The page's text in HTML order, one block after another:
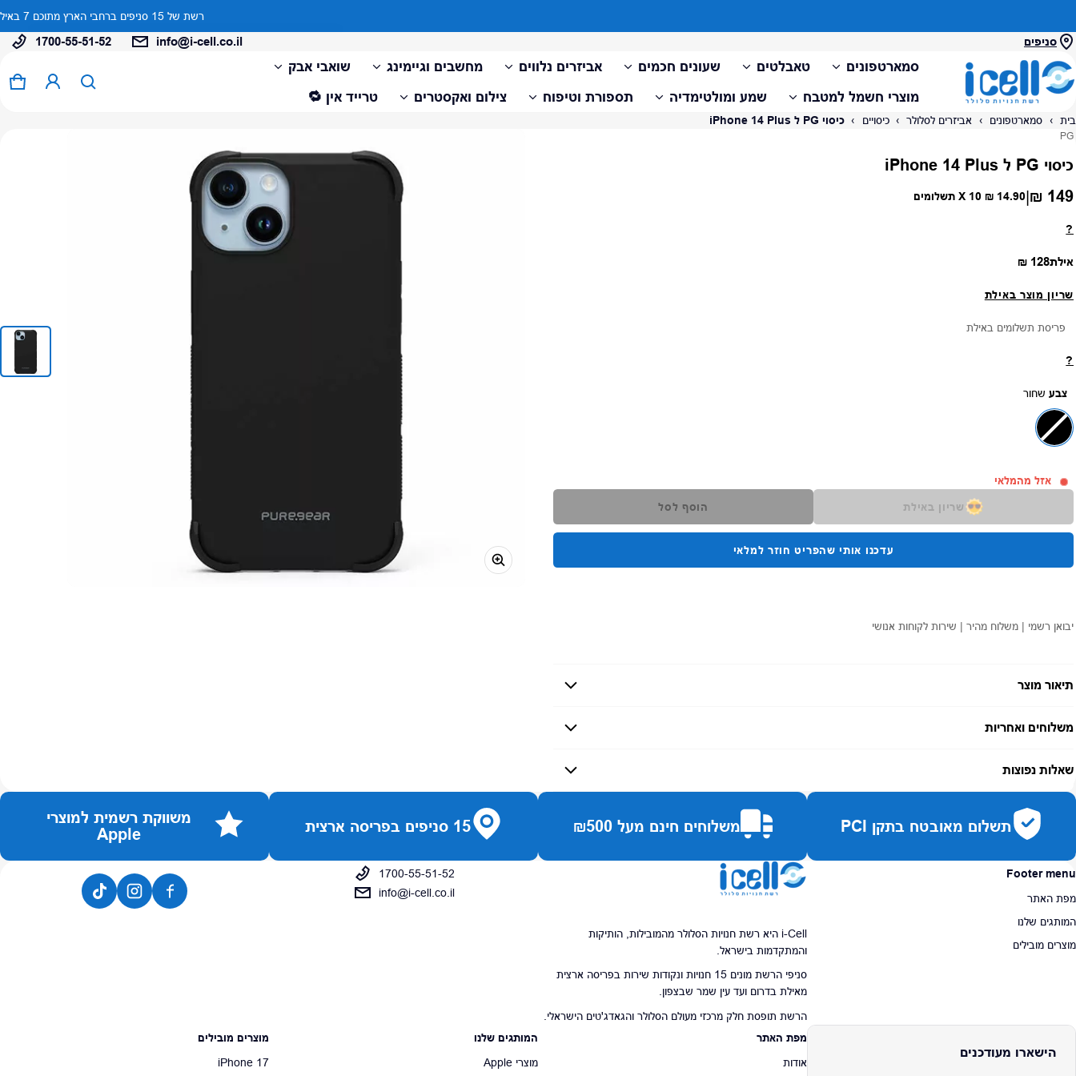
סניפים 1700-55-51-52 info@i-cell.co.il
סמארטפונים טאבלטים שעונים חכמים אביזרים נלווים מחשבים וגיימינג
שואבי אבק
מוצרי חשמל למטבח
שמע ומולטימדיה תספורת וטיפוח צילום ואקסטרים טרייד אין 🔁
0 פריטים
לתשלום
בית › סמארטפונים › אביזרים לסלולר › כיסויים › כיסוי PG ל iPhone 14 Plus
ספק:
PG
כיסוי PG ל iPhone 14 Plus
מחיר רגיל
149 ₪
|
14.90 ₪ X 10 תשלומים
?
אילתמחיר רגיל
128 ₪
שריון מוצר באילת
פריסת תשלומים באילת
?
צבע שחור
אזל מהמלאי
שריון באילת הוסף לסל
עדכנו אותי שהפריט חוזר למלאי
יבואן רשמי | משלוח מהיר | שירות לקוחות אנושי
תיאור מוצר
משלוחים ואחריות
זמן אספקה: עד 7 ימי עסקים
שאלות נפוצות
כמה זמן משלוח?
האם ניתן לחלק תשלומים?כן, עד 10 תשלומים ללא ריבית.
תשלום מאובטח בתקן PCI משלוחים חינם מעל ₪500 15 סניפים בפריסה ארצית
משווקת רשמית למוצרי
Apple
Footer menu
מפת האתר
המותגים שלנו
מוצרים מובילים
i-Cell היא רשת חנויות הסלולר מהמובילות, הותיקות
והמתקדמות בישראל.
סניפי הרשת מונים 15 חנויות ונקודות שירות בפריסה ארצית
מאילת בדרום ועד עין שמר שבצפון.
הרשת תופסת חלק מרכזי מעולם הסלולר והגאדג'טים הישראלי.
1700-55-51-52
info@i-cell.co.il
הישארו מעודכנים
מפת האתר
אודות
המותגים שלנו
מוצרי Apple
מוצרים מובילים
iPhone 17